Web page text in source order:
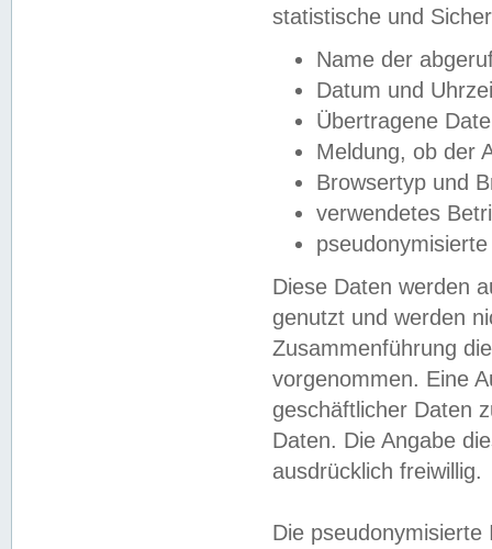
statistische und
Name der
Datum und
Übertragene
Meldung, ob der
Browsertyp und
verwendetes
Diese Daten werden
genutzt und werden
Zusammenführung
vorgenommen. Eine
geschäftlicher Daten
Daten. Die Angabe
ausdrücklich freiwillig.
Die